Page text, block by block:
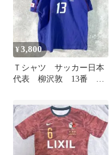
¥3,800
Ｔシャツ サッカー日本
代表 柳沢敦 13番 ブ